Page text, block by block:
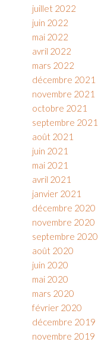
juillet 2022
juin 2022
mai 2022
avril 2022
mars 2022
décembre 2021
novembre 2021
octobre 2021
septembre 2021
août 2021
juin 2021
mai 2021
avril 2021
janvier 2021
décembre 2020
novembre 2020
septembre 2020
août 2020
juin 2020
mai 2020
mars 2020
février 2020
décembre 2019
novembre 2019